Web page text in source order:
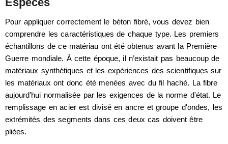
Pour appliquer correctement le béton fibré, vous devez bien
comprendre les caractéristiques de chaque type. Les premiers
échantillons de ce matériau ont été obtenus avant la Première
Guerre mondiale. À cette époque, il n’existait pas beaucoup de
matériaux synthétiques et les expériences des scientifiques sur
les matériaux ont donc été menées avec du fil haché. La fibre
aujourd'hui normalisée par les exigences de la norme d'état. Le
remplissage en acier est divisé en ancre et groupe d'ondes, les
extrémités des segments dans ces deux cas doivent être
pliées.